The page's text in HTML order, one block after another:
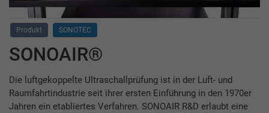
Produkt SONOTEC
SONOAIR®
Die luftgekoppelte Ultraschallprüfung ist in der Luft- und
Raumfahrtindustrie seit ihrer ersten Einführung in den 1970er
Jahren ein etabliertes Verfahren. SONOAIR R&D erlaubt eine